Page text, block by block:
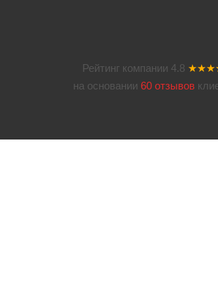
Рейтинг компании 4.8
на основании 60 отзывов